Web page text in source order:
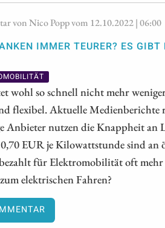
von Nico Popp vom 12.10.2022 | 06:00
IMMER TEURER? ES
wohl so schnell nicht mehr
flexibel. Aktuelle Medienberichte
Anbieter nutzen die Knappheit an
EUR je Kilowattstunde sind
für Elektromobilität oft mehr
elektrischen Fahren?